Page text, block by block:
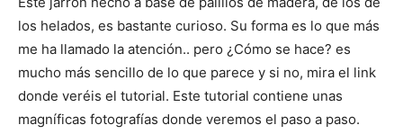
los helados, es bastante curioso. Su forma es lo que más
me ha llamado la atención.. pero ¿Cómo se hace? es
mucho más sencillo de lo que parece y si no, mira el link
donde veréis el tutorial. Este tutorial contiene unas
magníficas fotografías donde veremos el paso a paso.